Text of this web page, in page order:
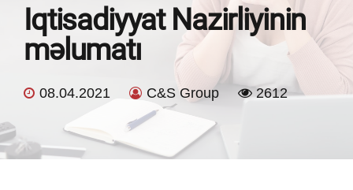
Iqtisadiyyat Nazirliyinin
məlumatı
08.04.2021 C&S Group 2612